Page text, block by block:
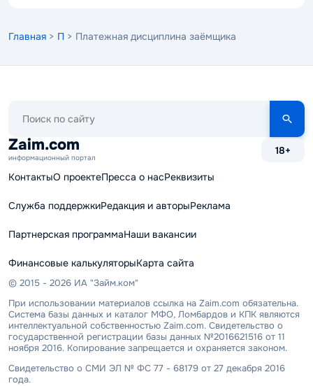
Главная > П > Платежная дисциплина заёмщика
сайту
Zaim.com
информационный портал
18+
КонтактыО проектеПресса о насРеквизиты
Служба поддержкиРедакция и авторыРеклама
Партнерская программаНаши вакансии
Финансовые калькуляторыКарта сайта
© 2015 - 2026 ИА "Займ.ком"
При использовании материалов ссылка на Zaim.com обязательна.
Система базы данных и каталог МФО, Ломбардов и КПК являются
интеллектуальной собственностью Zaim.com. Свидетельство о
государственной регистрации базы данных №2016621516 от 11
ноября 2016. Копирование запрещается и охраняется законом.
Свидетельство о СМИ ЭЛ № ФС 77 - 68179 от 27 декабря 2016
года.